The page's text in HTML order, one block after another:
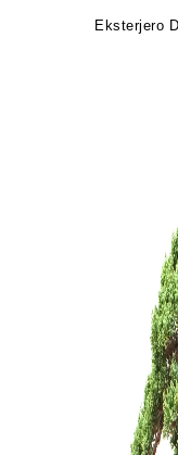
Eksterjero